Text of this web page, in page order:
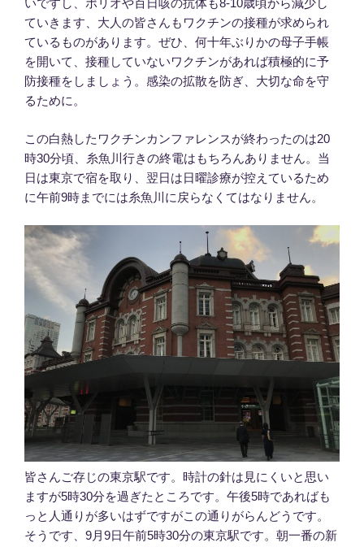
いですし、ポリオや百日咳の抗体も8‐10歳頃から減少し
ていきます、大人の皆さんもワクチンの接種が求められ
ているものがあります。ぜひ、何十年ぶりかの母子手帳
を開いて、接種していないワクチンがあれば積極的に予
防接種をしましょう。感染の拡散を防ぎ、大切な命を守
るために。
この白熱したワクチンカンファレンスが終わったのは20
時30分頃、糸魚川行きの終電はもちろんありません。当
日は東京で宿を取り、翌日は日曜診療が控えているため
に午前9時までには糸魚川に戻らなくてはなりません。
皆さんご存じの東京駅です。時計の針は見にくいと思い
ますが5時30分を過ぎたところです。午後5時であればも
っと人通りが多いはずですがこの通りがらんどうです。
そうです、9月9日午前5時30分の東京駅です。朝一番の新